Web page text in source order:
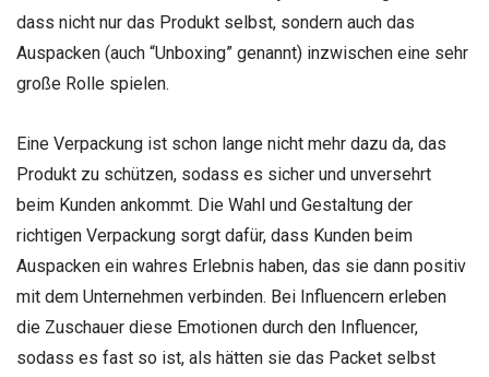
dass nicht nur das Produkt selbst, sondern auch das
Auspacken (auch “Unboxing” genannt) inzwischen eine sehr
große Rolle spielen.
Eine Verpackung ist schon lange nicht mehr dazu da, das
Produkt zu schützen, sodass es sicher und unversehrt
beim Kunden ankommt. Die Wahl und Gestaltung der
richtigen Verpackung sorgt dafür, dass Kunden beim
Auspacken ein wahres Erlebnis haben, das sie dann positiv
mit dem Unternehmen verbinden. Bei Influencern erleben
die Zuschauer diese Emotionen durch den Influencer,
sodass es fast so ist, als hätten sie das Packet selbst